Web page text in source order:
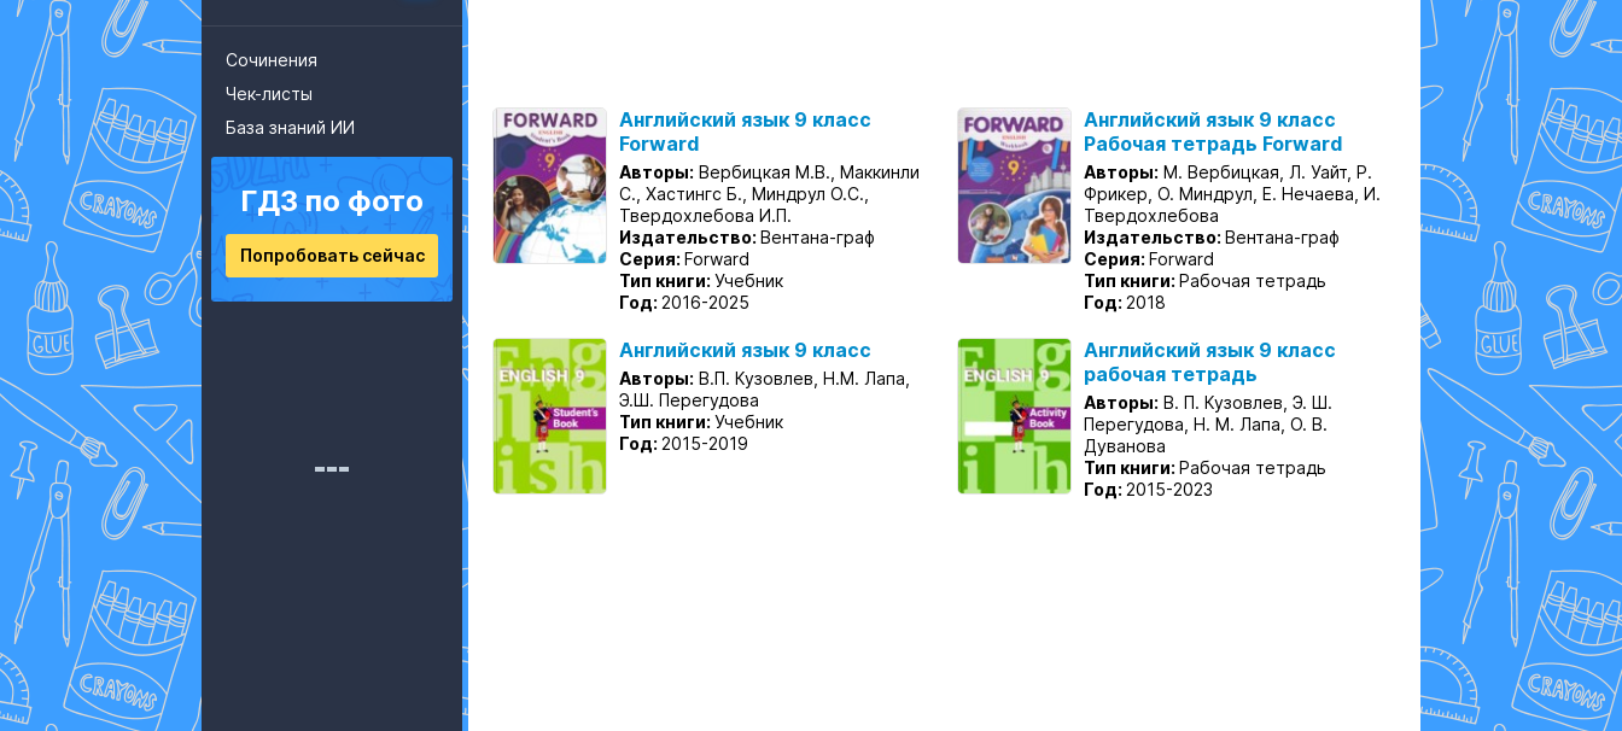
Сочинения
Чек-листы
База знаний ИИ
ГДЗ по фото
Попробовать сейчас
Английский язык 9 класс
Forward
Авторы: Вербицкая М.В., Маккинли
С., Хастингс Б., Миндрул О.С.,
Твердохлебова И.П.
Издательство: Вентана-граф
Серия: Forward
Тип книги: Учебник
Год: 2016-2025
Английский язык 9 класс
Рабочая тетрадь Forward
Авторы: М. Вербицкая, Л. Уайт, Р.
Фрикер, О. Миндрул, Е. Нечаева, И.
Твердохлебова
Издательство: Вентана-граф
Серия: Forward
Тип книги: Рабочая тетрадь
Год: 2018
Английский язык 9 класс
Авторы: В.П. Кузовлев, Н.М. Лапа,
Э.Ш. Перегудова
Тип книги: Учебник
Год: 2015-2019
Английский язык 9 класс
рабочая тетрадь
Авторы: В. П. Кузовлев, Э. Ш.
Перегудова, Н. М. Лапа, О. В.
Дуванова
Тип книги: Рабочая тетрадь
Год: 2015-2023